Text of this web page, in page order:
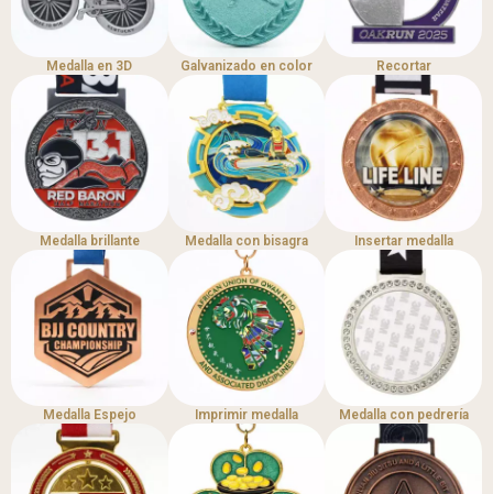
Medalla en 3D Galvanizado en color Recortar
Medalla brillante Medalla con bisagra Insertar medalla
Medalla Espejo Imprimir medalla Medalla con pedrería